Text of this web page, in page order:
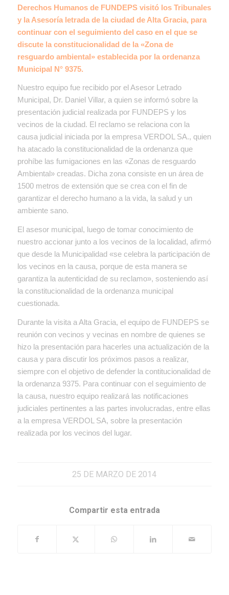
Derechos Humanos de FUNDEPS visitó los Tribunales
y la Asesoría letrada de la ciudad de Alta Gracia, para
continuar con el seguimiento del caso en el que se
discute la constitucionalidad de la «Zona de
resguardo ambiental» establecida por la ordenanza
Municipal N° 9375.
Nuestro equipo fue recibido por el Asesor Letrado
Municipal, Dr. Daniel Villar, a quien se informó sobre la
presentación judicial realizada por FUNDEPS y los
vecinos de la ciudad. El reclamo se relaciona con la
causa judicial iniciada por la empresa VERDOL SA., quien
ha atacado la constitucionalidad de la ordenanza que
prohíbe las fumigaciones en las «Zonas de resguardo
Ambiental» creadas. Dicha zona consiste en un área de
1500 metros de extensión que se crea con el fin de
garantizar el derecho humano a la vida, la salud y un
ambiente sano.
El asesor municipal, luego de tomar conocimiento de
nuestro accionar junto a los vecinos de la localidad, afirmó
que desde la Municipalidad «se celebra la participación de
los vecinos en la causa, porque de esta manera se
garantiza la autenticidad de su reclamo», sosteniendo así
la constitucionalidad de la ordenanza municipal
cuestionada.
Durante la visita a Alta Gracia, el equipo de FUNDEPS se
reunión con vecinos y vecinas en nombre de quienes se
hizo la presentación para hacerles una actualización de la
causa y para discutir los próximos pasos a realizar,
siempre con el objetivo de defender la contitucionalidad de
la ordenanza 9375. Para continuar con el seguimiento de
la causa, nuestro equipo realizará las notificaciones
judiciales pertinentes a las partes involucradas, entre ellas
a la empresa VERDOL SA, sobre la presentación
realizada por los vecinos del lugar.
25 DE MARZO DE 2014
Compartir esta entrada